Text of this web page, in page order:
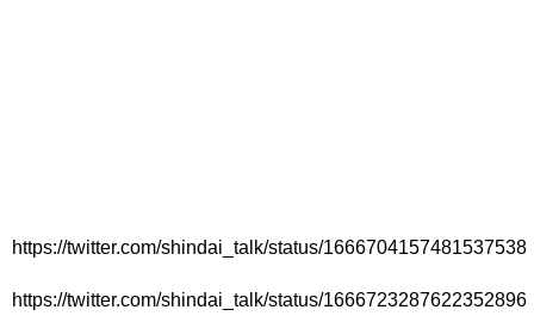
https://twitter.com/shindai_talk/status/1666704157481537538
https://twitter.com/shindai_talk/status/1666723287622352896